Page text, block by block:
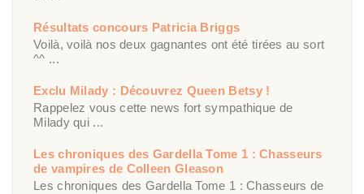
Résultats concours Patricia Briggs
Voilà, voilà nos deux gagnantes ont été tirées au sort
^^ ...
Exclu Milady : Découvrez Queen Betsy !
Rappelez vous cette news fort sympathique de
Milady qui ...
Les chroniques des Gardella Tome 1 : Chasseurs
de vampires de Colleen Gleason
Les chroniques des Gardella Tome 1 : Chasseurs de